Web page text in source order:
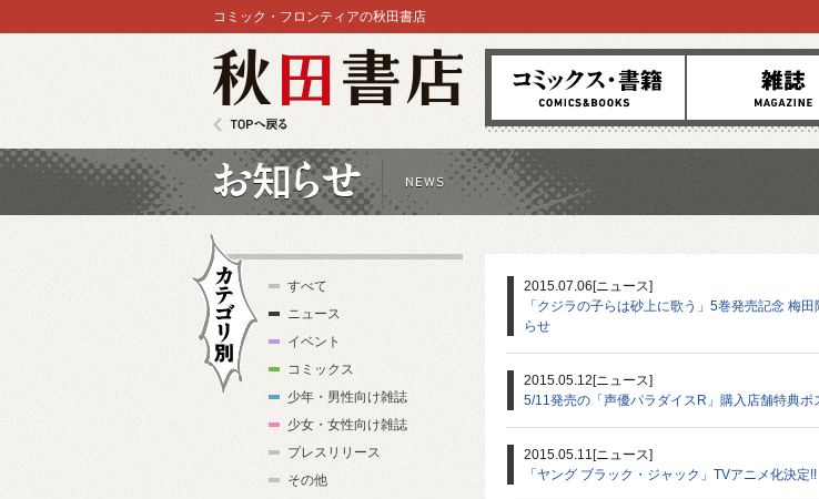
コミックス 雑誌
コミック・フロンティアの秋田書店
2015.07.06 [ニュース]
「クジラの子らは砂上に歌う」5巻発売記念 梅
らせ
2015.05.12 [ニュース]
5/11発売の「声優パラダイスR」購入店舗特典ポ
2015.05.11 [ニュース]
「ヤング ブラック・ジャック」TVアニメ化決定!!
すべて
ニュース
イベント
コミックス
少年・男性向け雑誌
少女・女性向け雑誌
プレスリリース
その他